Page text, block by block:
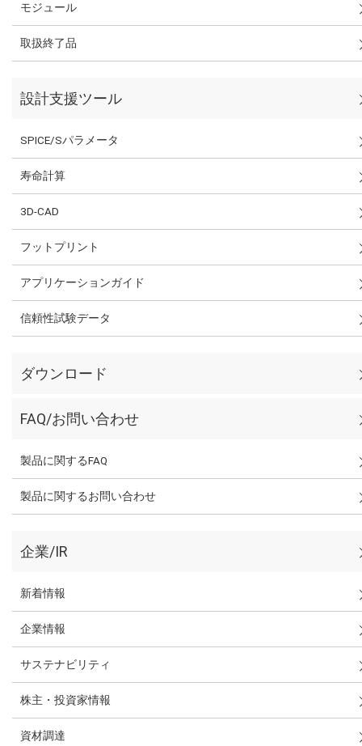
モジュール
取扱終了品
設計支援ツール
SPICE/Sパラメータ
寿命計算
3D-CAD
フットプリント
アプリケーションガイド
信頼性試験データ
ダウンロード
FAQ/お問い合わせ
製品に関するFAQ
製品に関するお問い合わせ
企業/IR
新着情報
企業情報
サステナビリティ
株主・投資家情報
資材調達